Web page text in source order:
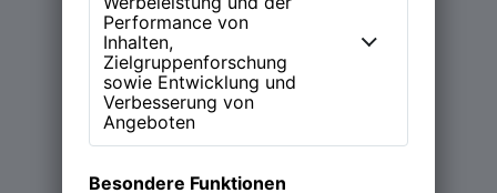
Learn more